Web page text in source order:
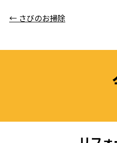
b
o
投稿ナビゲーション
← さびのお掃除